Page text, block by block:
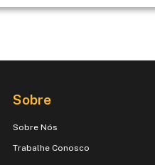
Sobre
Sobre Nós
Trabalhe Conosco